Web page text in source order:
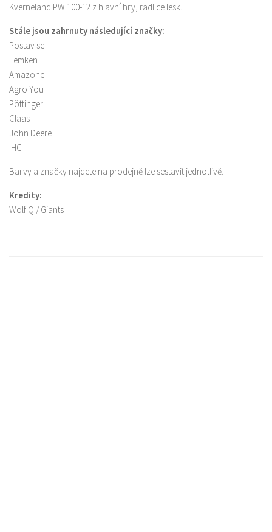
Kverneland PW 100-12 z hlavní hry, radlice lesk.
Stále jsou zahrnuty následující značky:
Postav se
Lemken
Amazone
Agro You
Pöttinger
Claas
John Deere
IHC
Barvy a značky najdete na prodejně lze sestavit jednotlivě.
Kredity:
WolfIQ / Giants